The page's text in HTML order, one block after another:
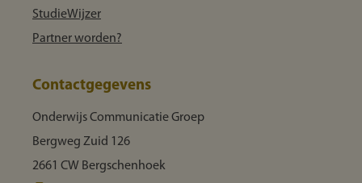
StudieWijzer
Partner worden?
Contactgegevens
Onderwijs Communicatie Groep
Bergweg Zuid 126
2661 CW Bergschenhoek